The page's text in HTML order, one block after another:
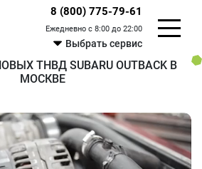
8 (800) 775-79-61
Ежедневно с 8:00 до 22:00
Выбрать сервис
ТНВД SUBARU OUTBACK В
МОСКВЕ